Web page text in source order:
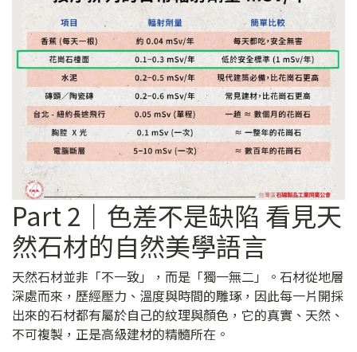
Part 2｜色差不是缺陷 看見天
然石材的自然美學語言
天然石材並非「不一致」，而是「獨一無二」。石材從地層
深處而來，歷經壓力、溫度與時間的雕琢，因此每一片開採
出來的石材都有屬於自己的紋理與顏色，它的真實、天然、
不可複製，正是高級建材的精髓所在。